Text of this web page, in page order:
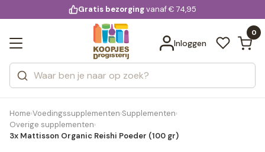
voor 20:00 uur besteld
Gratis bezorgingvanaf € 74,95
Inloggen
0
Zoeken
Categorieën
Merken
Bekijk alle resultaten
Home›Voedingssupplementen›Supplementen›
Overige supplementen›
3x Mattisson Organic Reishi Poeder (100 gr)